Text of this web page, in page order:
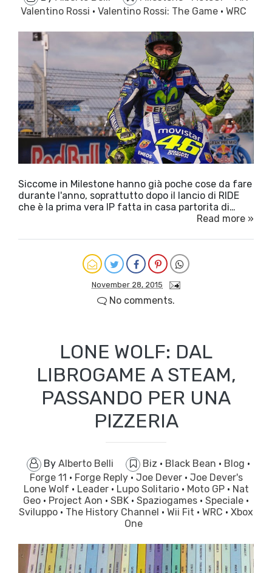
Valentino Rossi · Valentino Rossi: The Game · WRC
Siccome in Milestone hanno già poche cose da fare
durante l'anno, soprattutto dopo il lancio di RIDE
che è la prima vera IP fatta in casa partorita di…
Read more »
November 28, 2015
No comments.
LONE WOLF: DAL
LIBROGAME A STEAM,
PASSANDO PER UNA
PIZZERIA
By Alberto Belli Biz · Black Bean · Blog ·
Forge 11 · Forge Reply · Joe Dever · Joe Dever's
Lone Wolf · Leader · Lupo Solitario · Moto GP · Nat
Geo · Project Aon · SBK · Spaziogames · Speciale ·
Sviluppo · The History Channel · Wii Fit · WRC · Xbox
One